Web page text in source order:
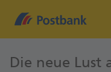
Die neue Lust